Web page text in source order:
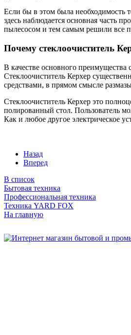
Если бы в этом была необходимость
здесь наблюдается основная часть
пылесосом и тем самым решили все
Почему стеклоочиститель
В качестве основного преимущества
Стеклоочиститель Керхер
средствами, в прямом смысле
Стеклоочиститель Керхер это
полированный стол. Пользователь
Как и любое другое электрическое
Назад
Вперед
В список
Бытовая техника
Профессиональная техника
Техника YARD FOX
На главную